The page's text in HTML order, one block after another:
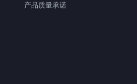
产品质量承诺